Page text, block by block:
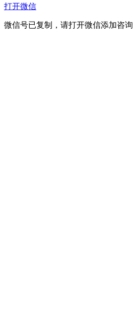
打开微信
微信号已复制，请打开微信添加咨询